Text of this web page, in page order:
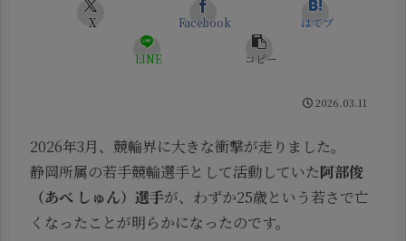
X Facebook はてブ
LINE コピー
2026.03.11
2026年3月、競輪界に大きな衝撃が走りました。
静岡所属の若手競輪選手として活動していた阿部俊
（あべ しゅん）選手が、わずか25歳という若さで亡
くなったことが明らかになったのです。